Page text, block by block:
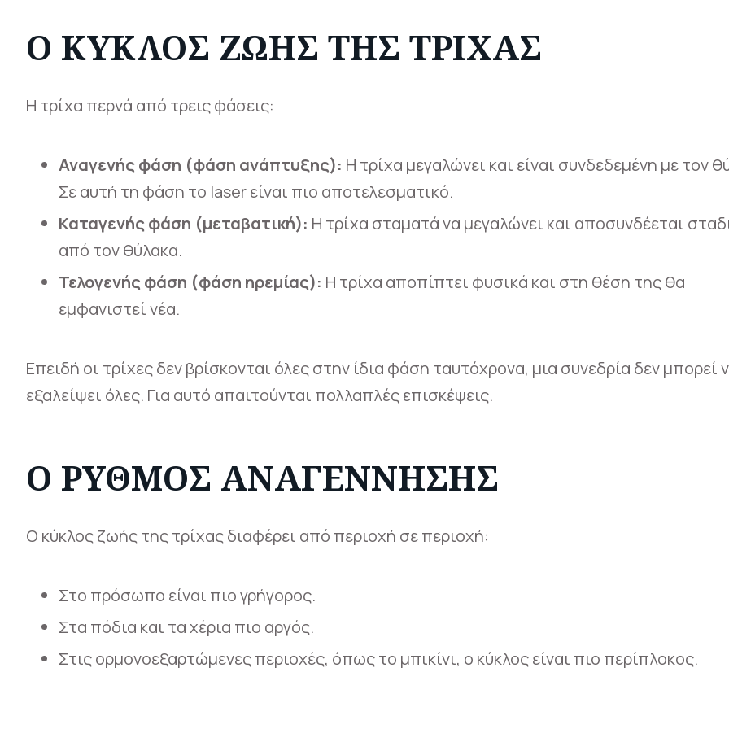
Ο ΚΎΚΛΟΣ ΖΩΉΣ ΤΗΣ ΤΡΊΧΑΣ
Η τρίχα περνά από τρεις φάσεις:
Αναγενής φάση (φάση ανάπτυξης): Η τρίχα μεγαλώνει και είναι συνδεδεμένη με τον
Σε αυτή τη φάση το laser είναι πιο αποτελεσματικό.
Καταγενής φάση (μεταβατική): Η τρίχα σταματά να μεγαλώνει και αποσυνδέεται
από τον θύλακα.
Τελογενής φάση (φάση ηρεμίας): Η τρίχα αποπίπτει φυσικά και στη θέση της θα
εμφανιστεί νέα.
Επειδή οι τρίχες δεν βρίσκονται όλες στην ίδια φάση ταυτόχρονα, μια συνεδρία δεν μπορεί
εξαλείψει όλες. Για αυτό απαιτούνται πολλαπλές επισκέψεις.
Ο ΡΥΘΜΌΣ ΑΝΑΓΈΝΝΗΣΗΣ
Ο κύκλος ζωής της τρίχας διαφέρει από περιοχή σε περιοχή:
Στο πρόσωπο είναι πιο γρήγορος.
Στα πόδια και τα χέρια πιο αργός.
Στις ορμονοεξαρτώμενες περιοχές, όπως το μπικίνι, ο κύκλος είναι πιο περίπλοκος.